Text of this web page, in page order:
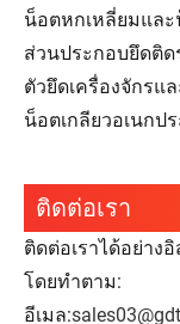
น็อตหกเหลี่ยมแล
ส่วนประกอบยึดติ
ตัวยึดเครื่องจักรแ
น็อตเกลียวอเนกป
ติดต่อเรา
ติดต่อเราได้อย่า
โดยทำตาม:
อีเมล: